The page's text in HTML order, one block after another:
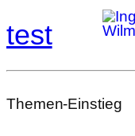
test
Themen-Einstieg